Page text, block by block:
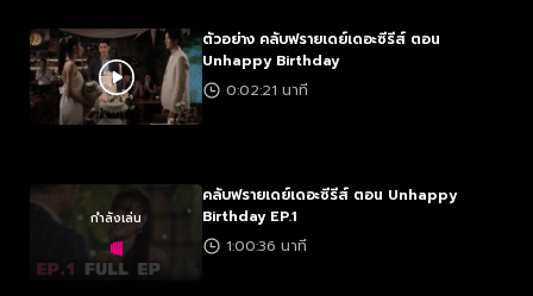
ตัวอย่าง คลับฟรายเดย์เดอะซีรีส์ ตอน
Unhappy Birthday
0:02:21 นาที
กำลังเล่น
คลับฟรายเดย์เดอะซีรีส์ ตอน Unhappy
Birthday EP.1
1:00:36 นาที